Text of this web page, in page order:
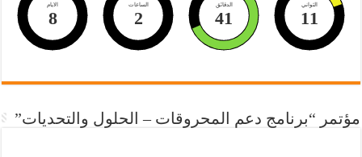
الايام
8
الساعات
2
الدقائق
41
الثواني
11
مؤتمر “برنامج دعم المحروقات – الحلول والتحديات”